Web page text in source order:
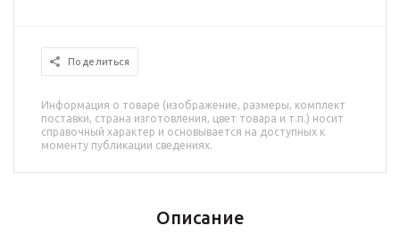
Поделиться
Информация о товаре (изображение, размеры, комплект
поставки, страна изготовления, цвет товара и т.п.) носит
справочный характер и основывается на доступных к
моменту публикации сведениях.
Описание